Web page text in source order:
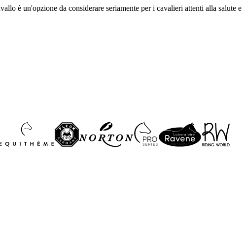
è un'opzione da considerare seriamente per i cavalieri attenti alla salute e